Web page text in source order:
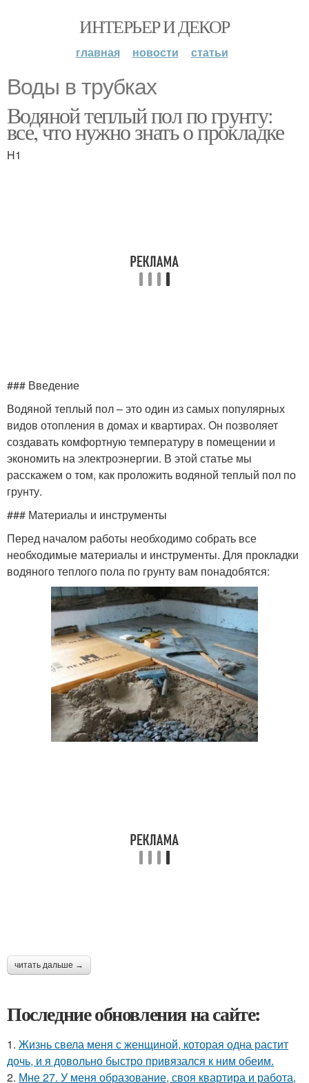
ИНТЕРЬЕР И ДЕКОР
главная новости статьи
Воды в трубках
Водяной теплый пол по грунту:
все, что нужно знать о прокладке
H1
### Введение
Водяной теплый пол – это один из самых популярных
видов отопления в домах и квартирах. Он позволяет
создавать комфортную температуру в помещении и
экономить на электроэнергии. В этой статье мы
расскажем о том, как проложить водяной теплый пол по
грунту.
### Материалы и инструменты
Перед началом работы необходимо собрать все
необходимые материалы и инструменты. Для прокладки
водяного теплого пола по грунту вам понадобятся:
читать дальше →
Последние обновления на сайте:
1. Жизнь свела меня с женщиной, которая одна растит
дочь, и я довольно быстро привязался к ним обеим.
2. Мне 27. У меня образование, своя квартира и работа,